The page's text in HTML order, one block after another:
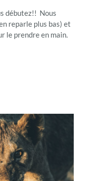
débutez!! Nous
reparle plus bas) et
le prendre en main.